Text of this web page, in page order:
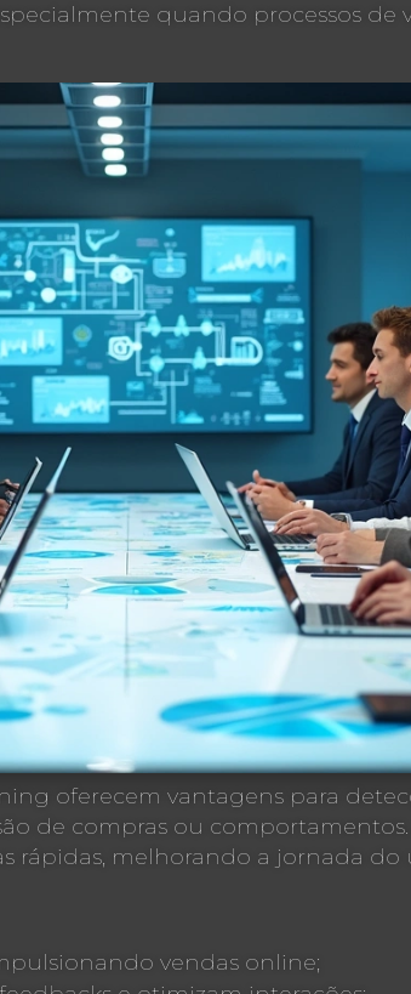
quando processos de
oferecem vantagens para
de compras ou
rápidas, melhorando a jornada do
vendas online;